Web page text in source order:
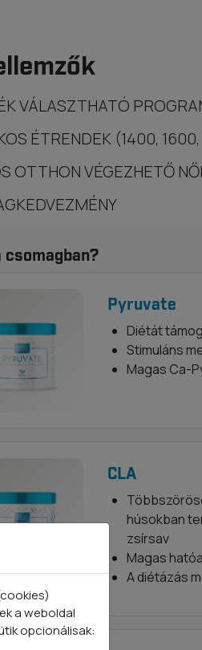
VÁLASZTHATÓ
ÉTRENDEK (1400,
OTTHON VÉGEZHETŐ
csomagban?
Pyruvate
Diétát
Stimuláns
Magas Ca-
CLA
húsokban
zsírsav
Magas
A diétázás
a weboldal
opcionálisak: